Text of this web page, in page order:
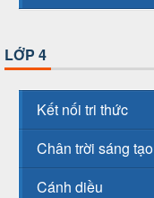
LỚP 4
Kết nối tri thức
Chân trời sáng tạo
Cánh diều